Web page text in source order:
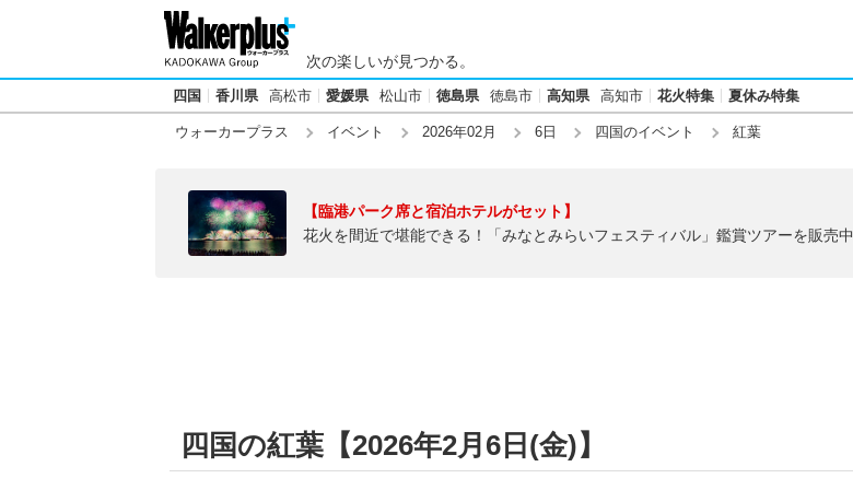
次の楽しいが見つかる。
四国 香川県 高松市 愛媛県 松山市 徳島県 徳島市 高知県 高知市 花火特集 夏休み特集
ウォーカープラス イベント 2026年02月 6日 四国のイベント 紅葉
【臨港パーク席と宿泊ホテルがセット】
花火を間近で堪能できる！「みなとみらいフェスティバル」鑑賞ツアーを販売中
四国の紅葉【2026年2月6日(金)】